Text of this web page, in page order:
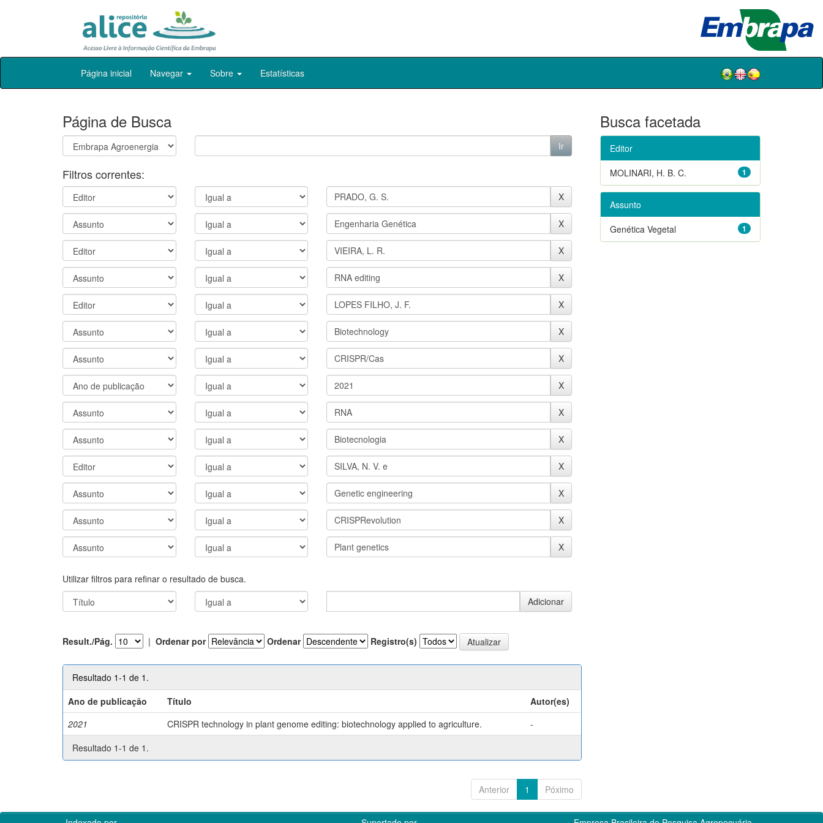
Skip
Página inicial Navegar Sobre Estatísticas
Página de Busca
Filtros correntes:
Utilizar filtros para refinar o resultado de busca.
Result./Pág. | Ordenar por Ordenar Registro(s)
Resultado 1-1 de 1.
Ano de publicação
Título
Autor(es)
2021
CRISPR technology in plant genome editing: biotechnology applied to agriculture.
-
Resultado 1-1 de 1.
Anterior 1 Póximo
Busca facetada
Editor
1
MOLINARI, H. B. C.
Assunto
1
Genética Vegetal